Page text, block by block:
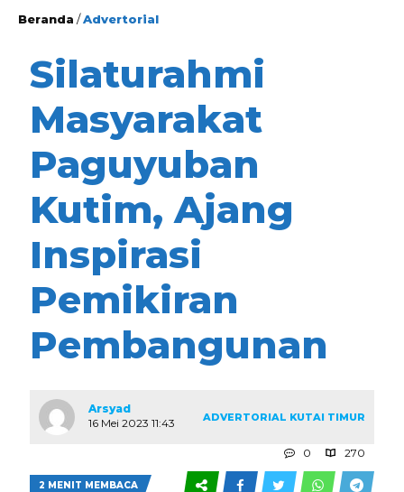
Beranda /Advertorial
Silaturahmi
Masyarakat
Paguyuban
Kutim, Ajang
Inspirasi
Pemikiran
Pembangunan
Arsyad
16 Mei 2023 11:43
ADVERTORIAL KUTAI TIMUR
0 270
2 MENIT MEMBACA